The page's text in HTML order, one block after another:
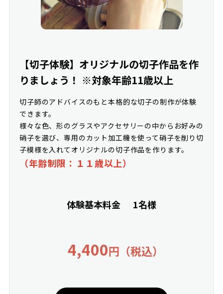
【切子体験】オリジナルの切子作品を作
りましょう！ ※対象年齢11歳以上
切子師のアドバイスのもと本格的な切子の制作が体験
できます。
様々な色、形のグラスやアクセサリーの中からお好みの
硝子を選び、専用のカット加工機を使って硝子を削り切
子模様を入れてオリジナルの切子作品を作ります。
（年齢制限：１１歳以上）
体験基本料金 1名様
4,400円（税込）